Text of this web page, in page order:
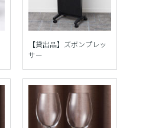
【貸出品】ズボンプレッ
サー